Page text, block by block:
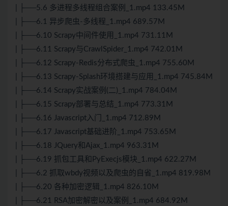
| ├──5.6 多进程多线程组合案例_1.mp4 133.45M
| ├──6.1 异步爬虫-多线程_1.mp4 689.57M
| ├──6.10 Scrapy中间件使用_1.mp4 731.11M
| ├──6.11 Scrapy与CrawlSpider_1.mp4 742.01M
| ├──6.12 Scrapy-Redis分布式爬虫_1.mp4 755.60M
| ├──6.13 Scrapy-Splash环境搭建与应用_1.mp4 745.84M
| ├──6.14 Scrapy实战案例(二)_1.mp4 784.04M
| ├──6.15 Scrapy部署与总结_1.mp4 773.31M
| ├──6.16 Javascript入门_1.mp4 712.89M
| ├──6.17 Javascript基础进阶_1.mp4 753.65M
| ├──6.18 JQuery和Ajax_1.mp4 963.31M
| ├──6.19 抓包工具和PyExecjs模块_1.mp4 622.27M
| ├──6.2 抓取wbdy视频以及爬虫的自省_1.mp4 819.98M
| ├──6.20 各种加密逻辑_1.mp4 826.10M
| ├──6.21 RSA加密解密以及案例_1.mp4 684.92M